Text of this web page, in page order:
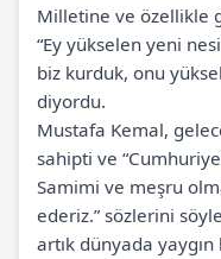
Milletine ve özellikle
“Ey yükselen yeni
biz kurduk, onu
diyordu.
Mustafa Kemal,
sahipti ve
Samimi ve meşru
ederiz.” sözlerini
artık dünyada